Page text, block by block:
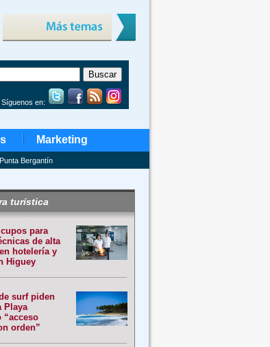
Síguenos en:
Marketing
Punta Bergantín
turística
para
de alta
hotelería y
Higuey
surf piden
Playa
“acceso
orden”